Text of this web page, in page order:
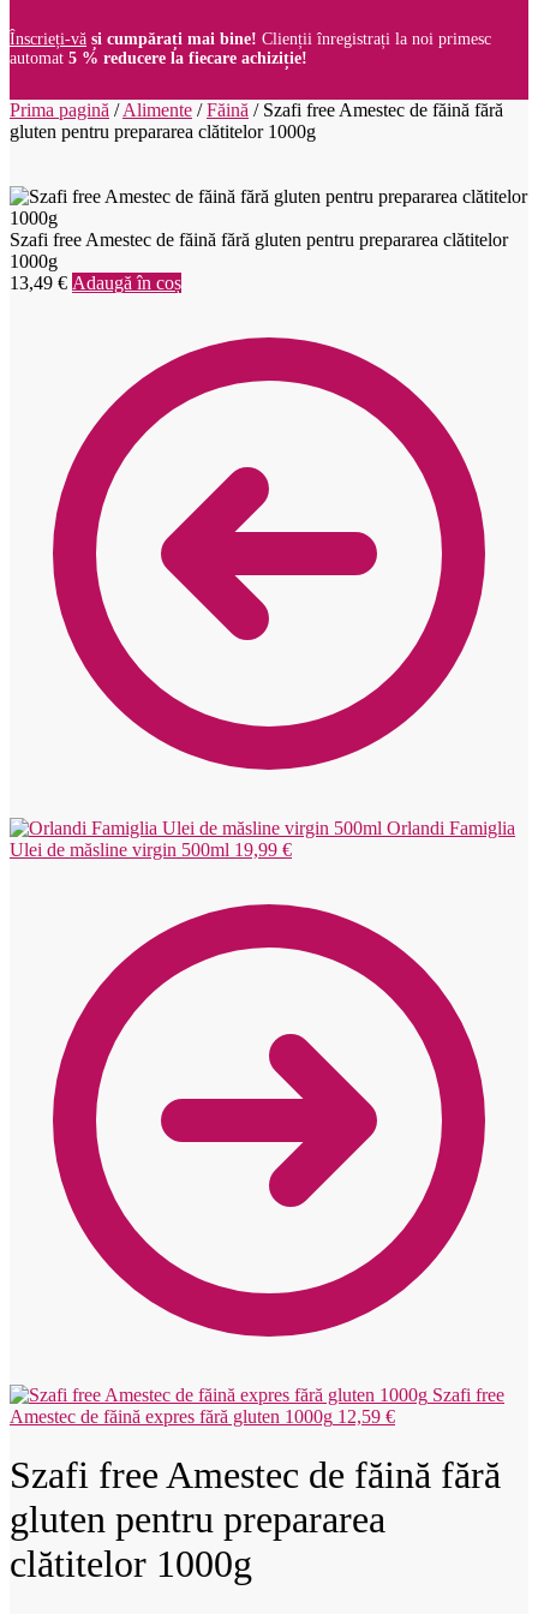
Înscrieți-vă și cumpărați mai bine! Clienții înregistrați la noi primesc
automat 5 % reducere la fiecare achiziție!
Prima pagină /Alimente /Făină / Szafi free Amestec de făină fără
gluten pentru prepararea clătitelor 1000g
Szafi free Amestec de făină fără gluten pentru prepararea clătitelor
1000g
13,49 € Adaugă în coș
Orlandi Famiglia
Ulei de măsline virgin 500ml 19,99 €
Szafi free
Amestec de făină expres fără gluten 1000g 12,59 €
Szafi free Amestec de făină fără
gluten pentru prepararea
clătitelor 1000g